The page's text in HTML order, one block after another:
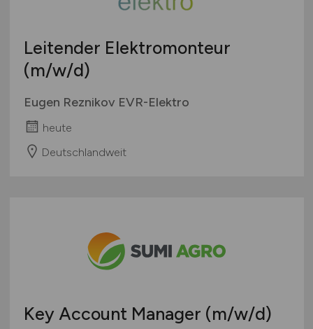
Leitender Elektromonteur
(m/w/d)
Eugen Reznikov EVR-Elektro
heute
Deutschlandweit
Key Account Manager (m/w/d)